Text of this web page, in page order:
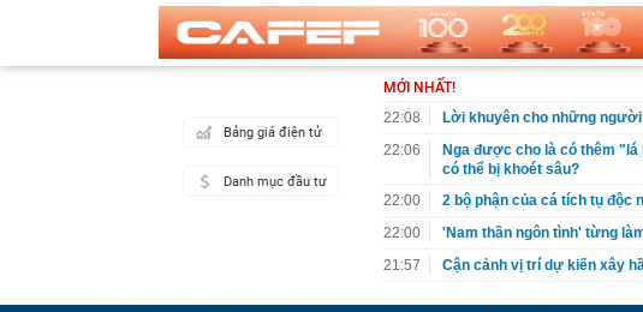
Bảng giá điện tử
Danh mục đầu tư
MỚI NHẤT!
22:08
Lời khuyên cho những
22:06
Nga được cho là có thêm
có thể bị khoét sâu?
22:00
2 bộ phận của cá tích tụ độc
22:00
'Nam thần ngôn tình' từng
21:57
Cận cảnh vị trí dự kiến xây